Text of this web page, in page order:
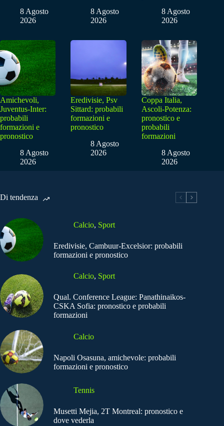
8 Agosto
2026
8 Agosto
2026
8 Agosto
2026
Amichevoli,
Juventus-Inter:
probabili
formazioni e
pronostico
8 Agosto
2026
Eredivisie, Psv
Sittard: probabili
formazioni e
pronostico
8 Agosto
2026
Coppa Italia,
Ascoli-Potenza:
pronostico e
probabili
formazioni
8 Agosto
2026
Di tendenza
Calcio, Sport
Eredivisie, Cambuur-Excelsior: probabili
formazioni e pronostico
Calcio, Sport
Qual. Conference League: Panathinaikos-
CSKA Sofia: pronostico e probabili
formazioni
Calcio
Napoli Osasuna, amichevole: probabili
formazioni e pronostico
Tennis
Musetti Mejia, 2T Montreal: pronostico e
dove vederla